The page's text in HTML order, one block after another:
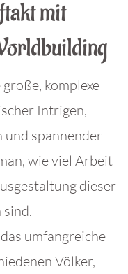
mit
komplexe
Intrigen,
spannender
wie viel Arbeit
dieser
umfangreiche
Völker,